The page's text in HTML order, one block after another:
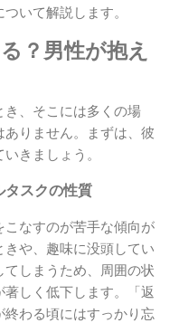
いて解説します。
？男性が抱え
き、そこには多くの場
りません。まずは、彼
きましょう。
タスクの性質
なすのが苦手な傾向が
や、趣味に没頭してい
しまうため、周囲の状
しく低下します。「返
わる頃にはすっかり忘